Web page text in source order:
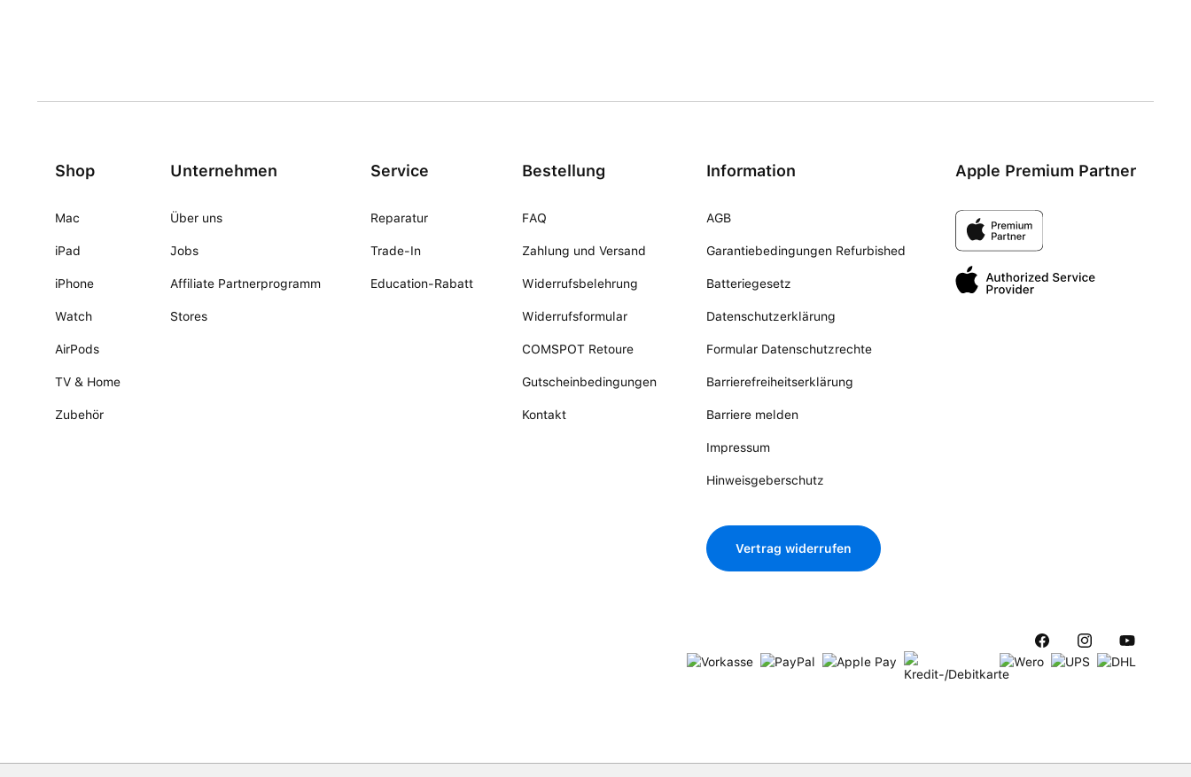
Shop
Mac
iPad
iPhone
Watch
AirPods
TV & Home
Zubehör
Unternehmen
Über uns
Jobs
Affiliate Partnerprogramm
Stores
Service
Reparatur
Trade-In
Education-Rabatt
Bestellung
FAQ
Zahlung und Versand
Widerrufsbelehrung
Widerrufsformular
COMSPOT Retoure
Gutscheinbedingungen
Kontakt
Information
AGB
Garantiebedingungen Refurbished
Batteriegesetz
Datenschutzerklärung
Formular Datenschutzrechte
Barrierefreiheitserklärung
Barriere melden
Impressum
Hinweisgeberschutz
Vertrag widerrufen
Apple Premium Partner